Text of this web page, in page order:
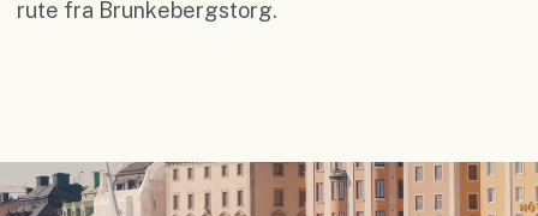
rute fra Brunkebergstorg.